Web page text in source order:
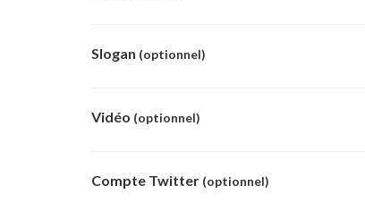
Slogan (optionnel)
Vidéo (optionnel)
Compte Twitter (optionnel)